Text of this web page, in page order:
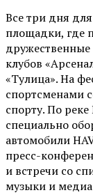
Все три дня
площадки, где
клубов
«Тулица». На
спортсменами
спорту. По
специально
автомобили
пресс-
и встречи со
музыки и